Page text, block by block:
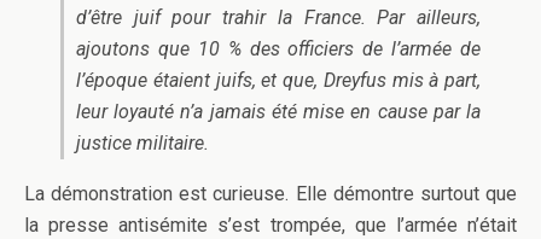
d’être juif pour trahir la France. Par ailleurs,
ajoutons que 10 % des officiers de l’armée de
l’époque étaient juifs, et que, Dreyfus mis à part,
leur loyauté n’a jamais été mise en cause par la
justice militaire.
La démonstration est curieuse. Elle démontre surtout que
la presse antisémite s’est trompée, que l’armée n’était